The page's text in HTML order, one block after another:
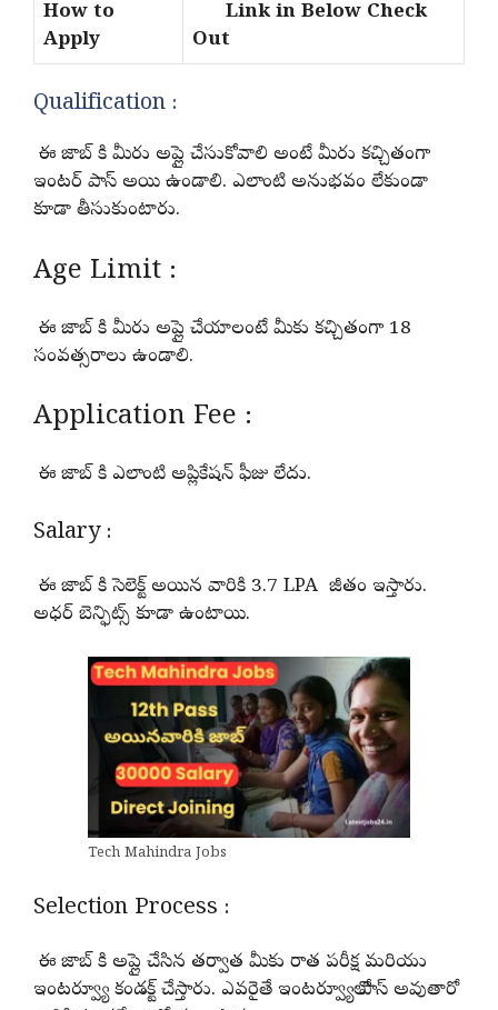
How to
Apply
Link in Below Check
Out
Qualification :
ఈ జాబ్ కి మీరు అప్లై చేసుకోవాలి అంటే మీరు కచ్చితంగా
ఇంటర్ పాస్ అయి ఉండాలి. ఎలాంటి అనుభవం లేకుండా
కూడా తీసుకుంటారు.
Age Limit :
ఈ జాబ్ కి మీరు అప్లై చేయాలంటే మీకు కచ్చితంగా 18
సంవత్సరాలు ఉండాలి.
Application Fee :
ఈ జాబ్ కి ఎలాంటి అప్లికేషన్ ఫీజు లేదు.
Salary :
ఈ జాబ్ కి సెలెక్ట్ అయిన వారికి 3.7 LPA జీతం ఇస్తారు.
అధర్ బెన్ఫిట్స్ కూడా ఉంటాయి.
Tech Mahindra Jobs
Selection Process :
ఈ జాబ్ కి అప్లై చేసిన తర్వాత మీకు రాత పరీక్ష మరియు
ఇంటర్వ్యూ కండక్ట్ చేస్తారు. ఎవరైతే ఇంటర్వ్యూలో పాస్ అవుతారో